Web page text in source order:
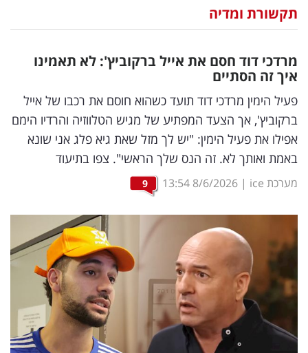
וצרכנות
דיגיטל
וטק
שיווק
ופרסום
משפט
מדדים
ומחקרים
רכילות
עסקית
תקשורת ומדיה
מרדכי דוד חסם את אייל ברקוביץ': לא תאמינו
איך זה הסתיים
פעיל הימין מרדכי דוד תועד כשהוא חוסם את רכבו של אייל
ברקוביץ', אך הצעד המפתיע של מגיש הטלווזיה והרדיו הימם
אפילו את פעיל הימין: "יש לך מזל שאת גיא פלג אני שונא
באמת ואותך לא. זה הנס שלך הראשי". צפו בתיעוד
מערכת ice |
8/6/2026
13:54
9